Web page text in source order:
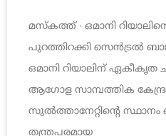
മസ്‌കത്ത് ∙ ഒമാനി
പുറത്തിറക്കി സെൻട്രൽ
ഒമാനി റിയാലിന് ഏകീകൃത
ആഗോള സാമ്പത്തിക
സുൽത്താനേറ്റിന്റെ സ്ഥാനം
തന്ത്രപരമായ